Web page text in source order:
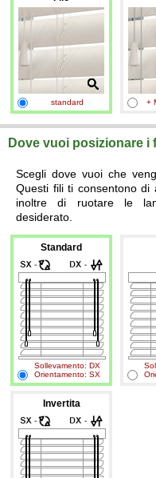
standard +
Dove vuoi posizionare i
Scegli dove vuoi che
Questi fili ti consentono di
inoltre di ruotare le
desiderato.
Standard
Sollevamento: DX
Orientamento: SX
Invertita